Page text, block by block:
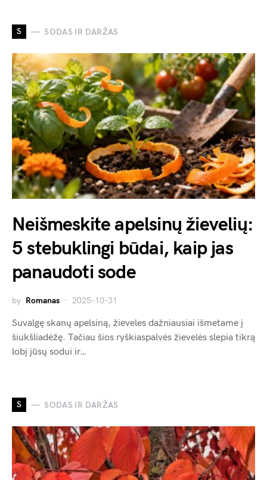
S SODAS IR DARŽAS
Neišmeskite apelsinų žievelių:
5 stebuklingi būdai, kaip jas
panaudoti sode
by Romanas 2025-10-31
Suvalgę skanų apelsiną, žieveles dažniausiai išmetame į
šiukšliadėžę. Tačiau šios ryškiaspalvės žievelės slepia tikrą
lobį jūsų sodui ir…
S SODAS IR DARŽAS